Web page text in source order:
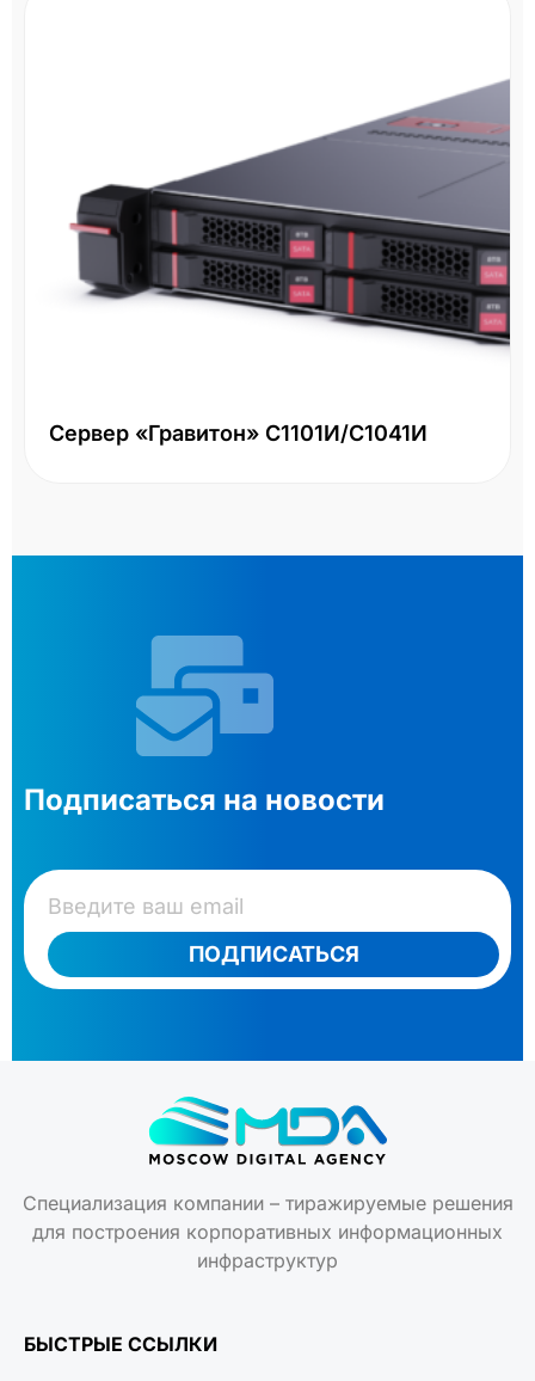
Сервер «Гравитон» С1101И/С1041И
Подписаться на новости
ПОДПИСАТЬСЯ
Специализация компании – тиражируемые решения
для построения корпоративных информационных
инфраструктур
БЫСТРЫЕ ССЫЛКИ